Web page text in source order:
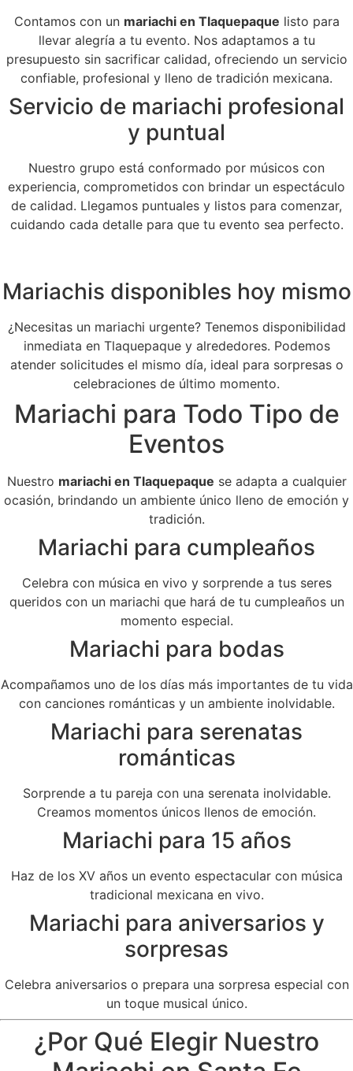
Contamos con un mariachi en Tlaquepaque listo para
llevar alegría a tu evento. Nos adaptamos a tu
presupuesto sin sacrificar calidad, ofreciendo un servicio
confiable, profesional y lleno de tradición mexicana.
Servicio de mariachi profesional
y puntual
Nuestro grupo está conformado por músicos con
experiencia, comprometidos con brindar un espectáculo
de calidad. Llegamos puntuales y listos para comenzar,
cuidando cada detalle para que tu evento sea perfecto.
Mariachis disponibles hoy mismo
¿Necesitas un mariachi urgente? Tenemos disponibilidad
inmediata en Tlaquepaque y alrededores. Podemos
atender solicitudes el mismo día, ideal para sorpresas o
celebraciones de último momento.
Mariachi para Todo Tipo de
Eventos
Nuestro mariachi en Tlaquepaque se adapta a cualquier
ocasión, brindando un ambiente único lleno de emoción y
tradición.
Mariachi para cumpleaños
Celebra con música en vivo y sorprende a tus seres
queridos con un mariachi que hará de tu cumpleaños un
momento especial.
Mariachi para bodas
Acompañamos uno de los días más importantes de tu vida
con canciones románticas y un ambiente inolvidable.
Mariachi para serenatas
románticas
Sorprende a tu pareja con una serenata inolvidable.
Creamos momentos únicos llenos de emoción.
Mariachi para 15 años
Haz de los XV años un evento espectacular con música
tradicional mexicana en vivo.
Mariachi para aniversarios y
sorpresas
Celebra aniversarios o prepara una sorpresa especial con
un toque musical único.
¿Por Qué Elegir Nuestro